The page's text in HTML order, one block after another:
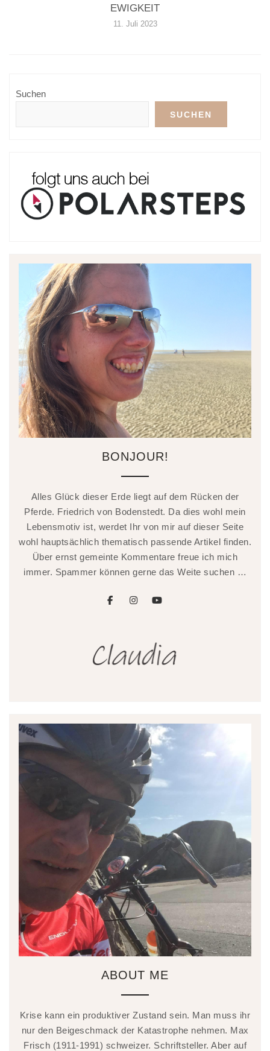
EWIGKEIT
11. Juli 2023
Suchen
SUCHEN
BONJOUR!
Alles Glück dieser Erde liegt auf dem Rücken der
Pferde. Friedrich von Bodenstedt. Da dies wohl mein
Lebensmotiv ist, werdet Ihr von mir auf dieser Seite
wohl hauptsächlich thematisch passende Artikel finden.
Über ernst gemeinte Kommentare freue ich mich
immer. Spammer können gerne das Weite suchen …
ABOUT ME
Krise kann ein produktiver Zustand sein. Man muss ihr
nur den Beigeschmack der Katastrophe nehmen. Max
Frisch (1911-1991) schweizer. Schriftsteller. Aber auf